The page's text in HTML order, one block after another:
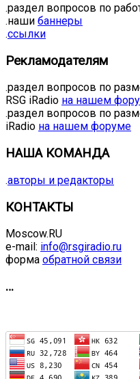
.раздел вопросов по
.наши баннеры
.ссылки
Рекламодателям
.раздел вопросов по
RSG iRadio на нашем
.раздел вопросов по
iRadio на нашем форуме
НАША КОМАНДА
.авторы и редакторы
КОНТАКТЫ
Moscow.RU
e-mail: info@rsgiradio.ru
форма обратной связи
…